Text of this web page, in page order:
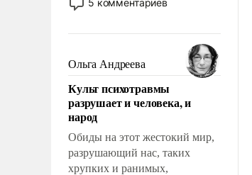
стало обыденностью. Задача по
сложна и амбициозна. Однако
и ее реализация радикально
поднимет наши боевые
возможности.
Ольга Андреева
Культ психотравмы
разрушает и человека, и
народ
Обиды на этот жестокий мир,
разрушающий нас, таких
хрупких и ранимых,